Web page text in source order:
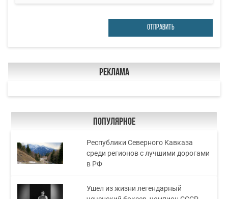
ОТПРАВИТЬ
Реклама
Популярное
Республики Северного Кавказа
среди регионов с лучшими дорогами
в РФ
Ушел из жизни легендарный